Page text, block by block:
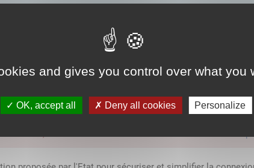
and gives you control over what you
OK, accept all Deny all cookies Personalize
l'entreprise.
accès, vous devez